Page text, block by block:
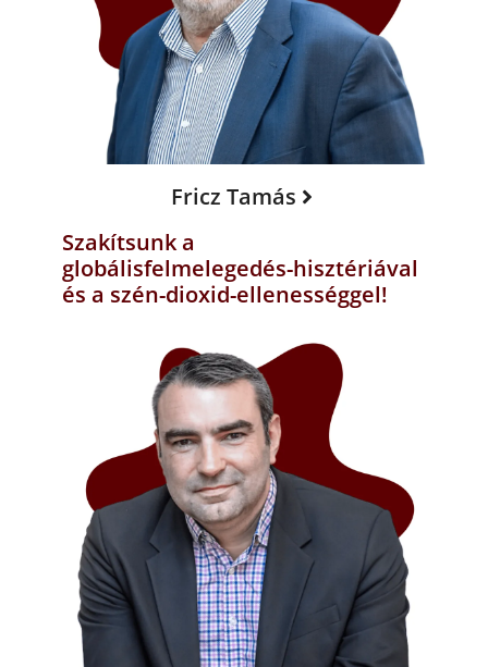
Fricz Tamás
Szakítsunk a
globálisfelmelegedés-hisztériával
és a szén-dioxid-ellenességgel!